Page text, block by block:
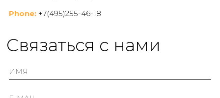
Phone: +7(495)255-46-18
Cвязаться с нами